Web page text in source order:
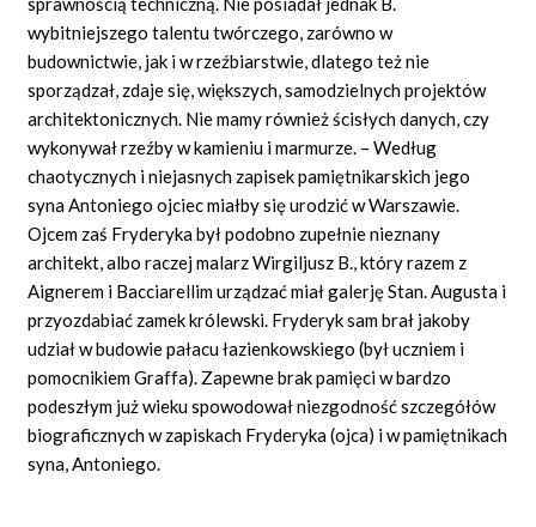
wybitniejszego talentu twórczego, zarówno w
budownictwie, jak i w rzeźbiarstwie, dlatego też nie
sporządzał, zdaje się, większych, samodzielnych projektów
architektonicznych. Nie mamy również ścisłych danych, czy
wykonywał rzeźby w kamieniu i marmurze. – Według
chaotycznych i niejasnych zapisek pamiętnikarskich jego
syna Antoniego ojciec miałby się urodzić w Warszawie.
Ojcem zaś Fryderyka był podobno zupełnie nieznany
architekt, albo raczej malarz Wirgiljusz B., który razem z
Aignerem i Bacciarellim urządzać miał galerję Stan. Augusta i
przyozdabiać zamek królewski. Fryderyk sam brał jakoby
udział w budowie pałacu łazienkowskiego (był uczniem i
pomocnikiem Graffa). Zapewne brak pamięci w bardzo
podeszłym już wieku spowodował niezgodność szczegółów
biograficznych w zapiskach Fryderyka (ojca) i w pamiętnikach
syna, Antoniego.